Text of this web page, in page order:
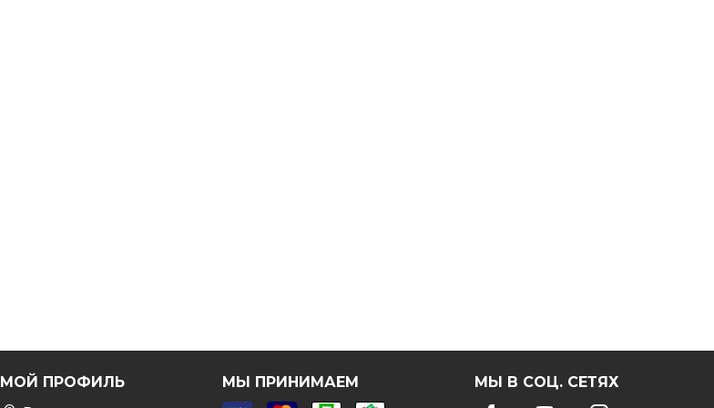
МОЙ ПРОФИЛЬ
МЫ ПРИНИМАЕМ МЫ В СОЦ. СЕТЯХ